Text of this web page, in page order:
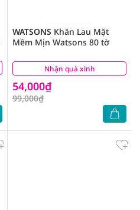
Nhận quà xinh
WATSONS Khăn Lau Mặt
Mềm Mịn Watsons 80 tờ
54,000₫
99,000₫
(1)